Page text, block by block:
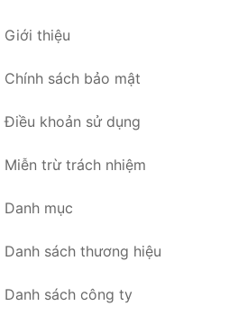
Giới thiệu
Chính sách bảo mật
Điều khoản sử dụng
Miễn trừ trách nhiệm
Danh mục
Danh sách thương hiệu
Danh sách công ty